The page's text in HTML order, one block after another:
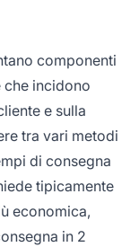
componenti
incidono
e sulla
tra vari metodi
di consegna
tipicamente
economica,
in 2